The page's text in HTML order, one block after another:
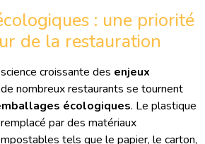
: une priorité
de la restauration
croissante des enjeux
nombreux restaurants se tournent
écologiques. Le plastique
par des matériaux
tels que le papier, le carton,